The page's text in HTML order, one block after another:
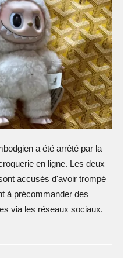
a été arrêté par la
en ligne. Les deux
accusés d'avoir trompé
à précommander des
via les réseaux sociaux.